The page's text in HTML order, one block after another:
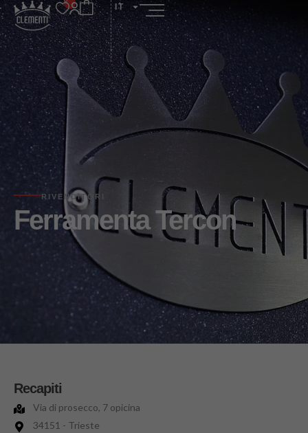
IT
RIVENDITORI
Ferramenta Tercon
Recapiti
Via di prosecco, 7 opicina
34151 - Trieste